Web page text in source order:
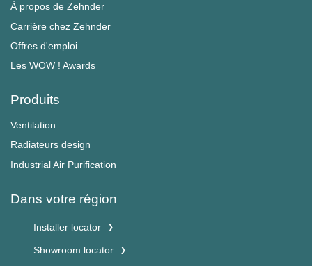
À propos de Zehnder
Carrière chez Zehnder
Offres d'emploi
Les WOW ! Awards
Produits
Ventilation
Radiateurs design
Industrial Air Purification
Dans votre région
Installer locator
Showroom locator